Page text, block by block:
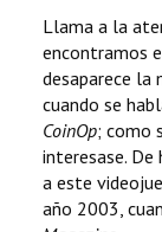
Llama a la
encontramos
desaparece la
cuando se
CoinOp; como
interesase. De
a este
año 2003,